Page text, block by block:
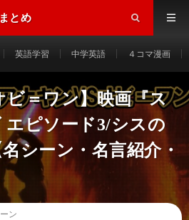
とめ
英語学習 中学英語 ４コマ漫画
ビ＝ワン】映画『ス
エピソード3/シスの
シーン・名言紹介・
ン